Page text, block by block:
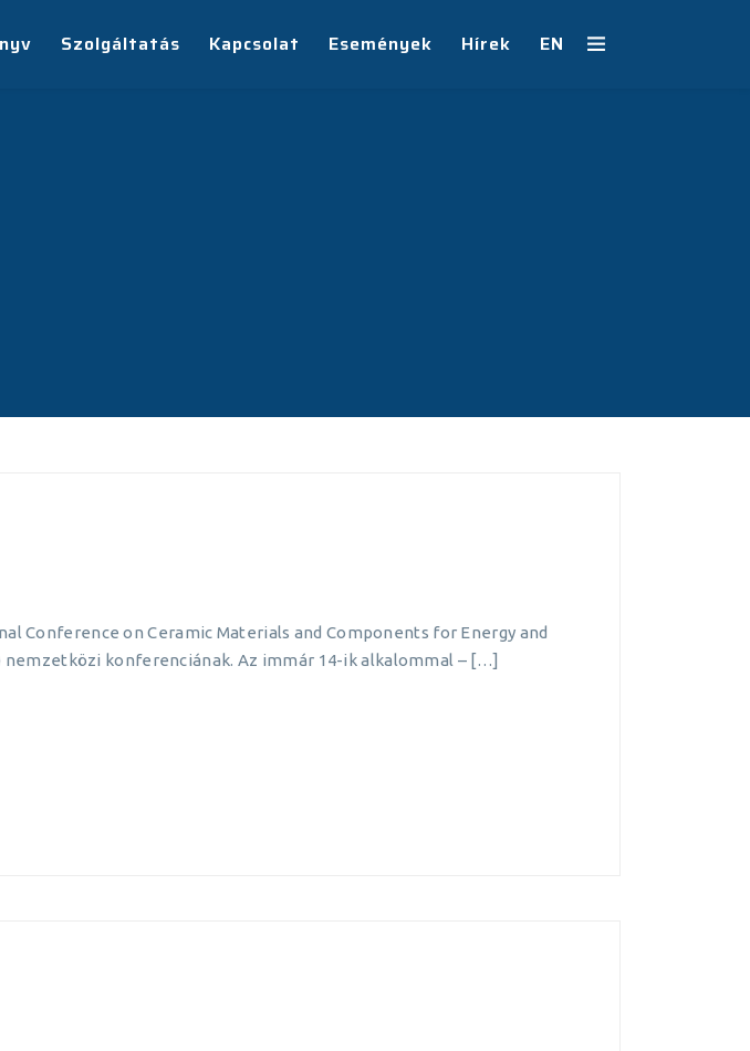
Szolgáltatás Kapcsolat Események Hírek EN
Conference on Ceramic Materials and Components for Energy and
nemzetközi konferenciának. Az immár 14-ik alkalommal – […]